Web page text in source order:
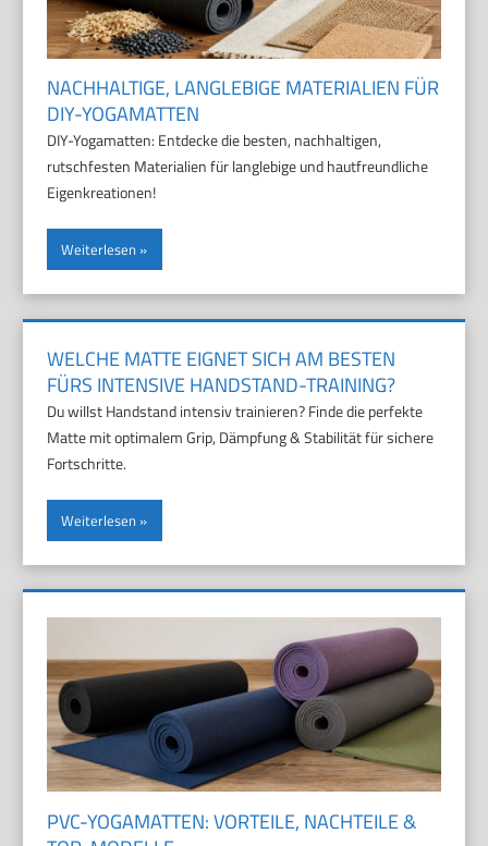
NACHHALTIGE, LANGLEBIGE MATERIALIEN FÜR
DIY-YOGAMATTEN
DIY-Yogamatten: Entdecke die besten, nachhaltigen,
rutschfesten Materialien für langlebige und hautfreundliche
Eigenkreationen!
Weiterlesen
WELCHE MATTE EIGNET SICH AM BESTEN
FÜRS INTENSIVE HANDSTAND-TRAINING?
Du willst Handstand intensiv trainieren? Finde die perfekte
Matte mit optimalem Grip, Dämpfung & Stabilität für sichere
Fortschritte.
Weiterlesen
PVC-YOGAMATTEN: VORTEILE, NACHTEILE &